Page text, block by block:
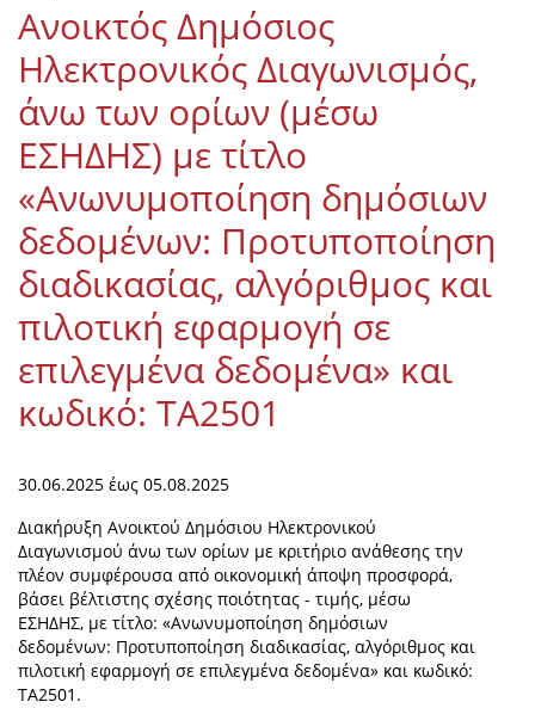
Ανοικτός Δημόσιος
Ηλεκτρονικός Διαγωνισμός,
άνω των ορίων (μέσω
ΕΣΗΔΗΣ) με τίτλο
«Ανωνυμοποίηση δημόσιων
δεδομένων: Προτυποποίηση
διαδικασίας, αλγόριθμος και
πιλοτική εφαρμογή σε
επιλεγμένα δεδομένα» και
κωδικό: ΤΑ2501
30.06.2025 έως 05.08.2025
Διακήρυξη Ανοικτού Δημόσιου Ηλεκτρονικού
Διαγωνισμού άνω των ορίων με κριτήριο ανάθεσης την
πλέον συμφέρουσα από οικονομική άποψη προσφορά,
βάσει βέλτιστης σχέσης ποιότητας - τιμής, μέσω
ΕΣΗΔΗΣ, με τίτλο: «Ανωνυμοποίηση δημόσιων
δεδομένων: Προτυποποίηση διαδικασίας, αλγόριθμος και
πιλοτική εφαρμογή σε επιλεγμένα δεδομένα» και κωδικό:
ΤΑ2501.